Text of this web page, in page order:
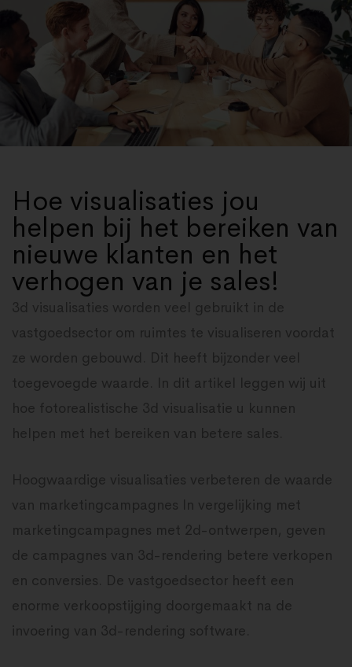
Hoe visualisaties jou
helpen bij het bereiken van
nieuwe klanten en het
verhogen van je sales!
3d visualisaties worden veel gebruikt in de
vastgoedsector om ruimtes te visualiseren voordat
ze worden gebouwd. Dit heeft bijzonder veel
toegevoegde waarde. In dit artikel leggen wij uit
hoe fotorealistische 3d visualisatie u kunnen
helpen met het bereiken van betere sales.
Hoogwaardige visualisaties verbeteren de waarde
van marketingcampagnes In vergelijking met
marketingcampagnes met 2d-ontwerpen, geven
de campagnes van 3d-rendering betere verkopen
en conversies. De vastgoedsector heeft een
enorme verkoopstijging doorgemaakt na de
invoering van 3d-rendering software.